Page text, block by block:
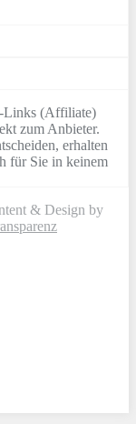
Links (Affiliate)
zum Anbieter.
erhalten
für Sie in keinem
& Design by